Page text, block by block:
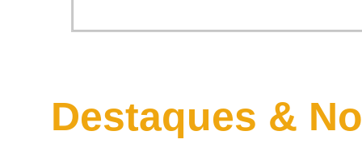
Destaques &